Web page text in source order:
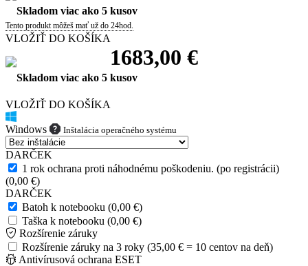
Skladom viac ako 5 kusov
Tento produkt môžeš mať už do 24hod.
VLOŽIŤ DO KOŠÍKA
1683,00 €
Skladom viac ako 5 kusov
VLOŽIŤ DO KOŠÍKA
Windows Inštalácia operačného systému
DARČEK
1 rok ochrana proti náhodnému poškodeniu. (po registrácii)
(0,00 €)
DARČEK
Batoh k notebooku (0,00 €)
Taška k notebooku (0,00 €)
Rozšírenie záruky
Rozšírenie záruky na 3 roky (35,00 € = 10 centov na deň)
Antivírusová ochrana ESET